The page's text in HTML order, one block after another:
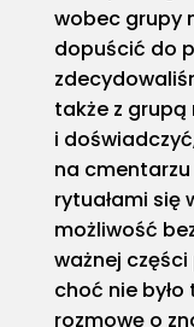
wobec grupy
dopuścić do
także z
i
na
rytuałami się
możliwość
ważnej
choć nie
rozmowę o